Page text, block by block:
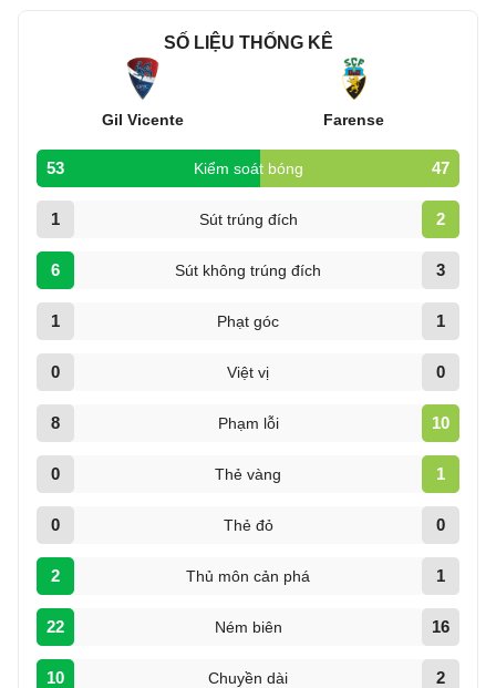
SỐ LIỆU THỐNG KÊ
Gil Vicente Farense
53 Kiểm soát bóng 47
1 Sút trúng đích 2
6 Sút không trúng đích 3
1 Phạt góc 1
0 Việt vị 0
8 Phạm lỗi 10
0 Thẻ vàng 1
0 Thẻ đỏ 0
2 Thủ môn cản phá 1
22 Ném biên 16
10 Chuyền dài 2